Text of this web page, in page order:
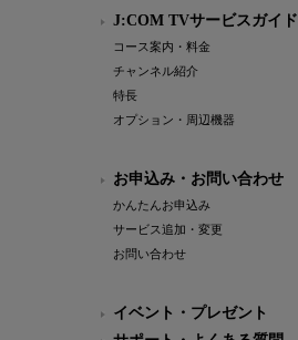
J:COM TVサービスガイド
コース案内・料金
チャンネル紹介
特長
オプション・周辺機器
お申込み・お問い合わせ
かんたんお申込み
サービス追加・変更
お問い合わせ
イベント・プレゼント